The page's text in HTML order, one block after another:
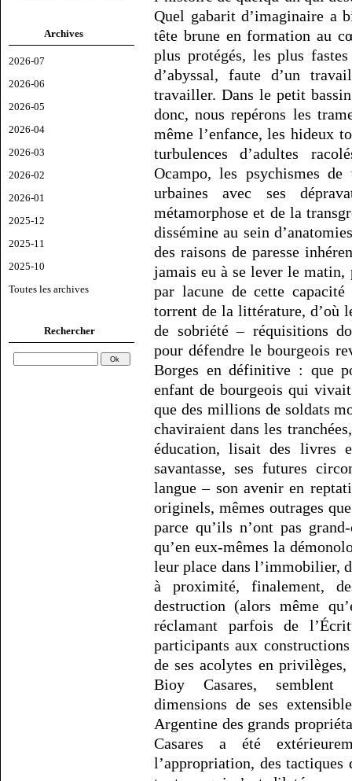
Archives
2026-07
2026-06
2026-05
2026-04
2026-03
2026-02
2026-01
2025-12
2025-11
2025-10
Toutes les archives
Rechercher
Quel gabarit d’imaginaire a
tête brune en formation au
plus protégés, les plus
d’abyssal, faute d’un
travailler. Dans le petit
donc, nous repérons les
même l’enfance, les hideux
turbulences d’adultes
Ocampo, les psychismes
urbaines avec ses
métamorphose et de la
dissémine au sein
des raisons de paresse
jamais eu à se lever le matin,
par lacune de cette
torrent de la littérature, d’où
de sobriété – réquisitions
pour défendre le bourgeois
Borges en définitive : que
enfant de bourgeois qui vivait
que des millions de soldats
chaviraient dans les
éducation, lisait des livres
savantasse, ses futures
langue – son avenir en
originels, mêmes outrages
parce qu’ils n’ont pas
qu’en eux-mêmes la
leur place dans l’immobilier,
à proximité, finalement,
destruction (alors même
réclamant parfois de
participants aux
de ses acolytes en
Bioy Casares, semblent
dimensions de ses
Argentine des grands
Casares a été
l’appropriation, des